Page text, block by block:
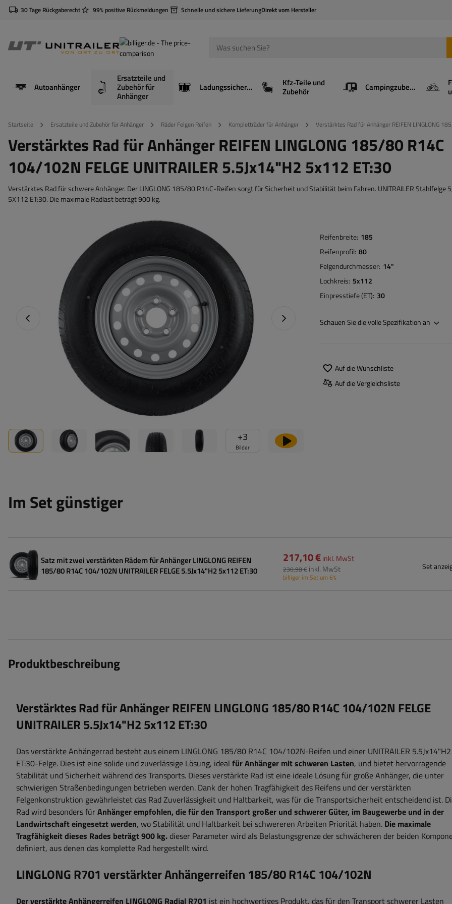
30 Tage Rückgaberecht 99% positive Rückmeldungen Schnelle und sichere LieferungDirekt vom Hersteller
Autoanhänger
Ersatzteile und
Zubehör für
Anhänger
Ladungssicherung Kfz-Teile und
Zubehör Campingzubehör
Startseite Ersatzteile und Zubehör für Anhänger Räder Felgen Reifen Kompletträder für Anhänger Verstärktes Rad für Anhänger REIFEN LINGLONG
Verstärktes Rad für Anhänger REIFEN LINGLONG 185/80 R14C
104/102N FELGE UNITRAILER 5.5Jx14"H2 5x112 ET:30
Verstärktes Rad für schwere Anhänger. Der LINGLONG 185/80 R14C-Reifen sorgt für Sicherheit und Stabilität beim Fahren. UNITRAILER Stahlfelge
5X112 ET:30. Die maximale Radlast beträgt 900 kg.
+3
Bilder
Vorheriges Foto Nächstes Foto
Reifenbreite 185
Reifenprofil 80
Felgendurchmesser 14"
Lochkreis 5x112
Einpresstiefe (ET) 30
Schauen Sie die volle Spezifikation an
Auf die Wunschliste
Auf die Vergleichsliste
Im Set günstiger
Satz mit zwei verstärkten Rädern für Anhänger LINGLONG REIFEN
185/80 R14C 104/102N UNITRAILER FELGE 5.5Jx14"H2 5x112 ET:30
217,10 €inkl. MwSt
230,98 € inkl. MwSt
billiger im Set um 6%
Set
Produktbeschreibung
Verstärktes Rad für Anhänger REIFEN LINGLONG 185/80 R14C 104/102N FELGE
UNITRAILER 5.5Jx14"H2 5x112 ET:30
Das verstärkte Anhängerrad besteht aus einem LINGLONG 185/80 R14C 104/102N-Reifen und einer UNITRAILER
ET:30-Felge. Dies ist eine solide und zuverlässige Lösung, ideal für Anhänger mit schweren Lasten, und bietet hervorragende
Stabilität und Sicherheit während des Transports. Dieses verstärkte Rad ist eine ideale Lösung für große Anhänger, die unter
schwierigen Straßenbedingungen betrieben werden. Dank der hohen Tragfähigkeit des Reifens und der verstärkten
Felgenkonstruktion gewährleistet das Rad Zuverlässigkeit und Haltbarkeit, was für die Transportsicherheit entscheidend ist.
Rad wird besonders fürAnhänger empfohlen, die für den Transport großer und schwerer Güter, im Baugewerbe und in der
Landwirtschaft eingesetzt werden, wo Stabilität und Haltbarkeit bei schwereren Arbeiten Priorität haben. Die maximale
Tragfähigkeit dieses Rades beträgt900 kg. dieser Parameterwird als Belastungsgrenze der schwächeren der beiden
definiert, aus denen das komplette Rad hergestellt wird.
LINGLONG R701 verstärkter Anhängerreifen 185/80 R14C 104/102N
Der verstärkte Anhängerreifen LINGLONG Radial R701 ist ein hochwertiges Produkt, das für den Transport schwerer Lasten